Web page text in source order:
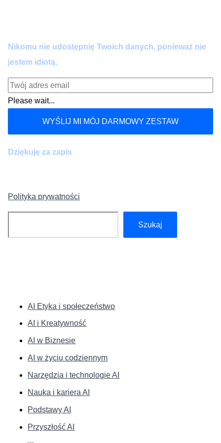
Nikomu nie udostępnię Twoich danych, ponieważ nie
jestem idiotą.
Please wait...
WYŚLIJ MI MÓJ DARMOWY ZESTAW
Dziękuję za zapis
Polityka prywatności
Szukaj
AI Etyka i społeczeństwo
AI i Kreatywność
AI w Biznesie
AI w życiu codziennym
Narzędzia i technologie AI
Nauka i kariera AI
Podstawy AI
Przyszłość AI